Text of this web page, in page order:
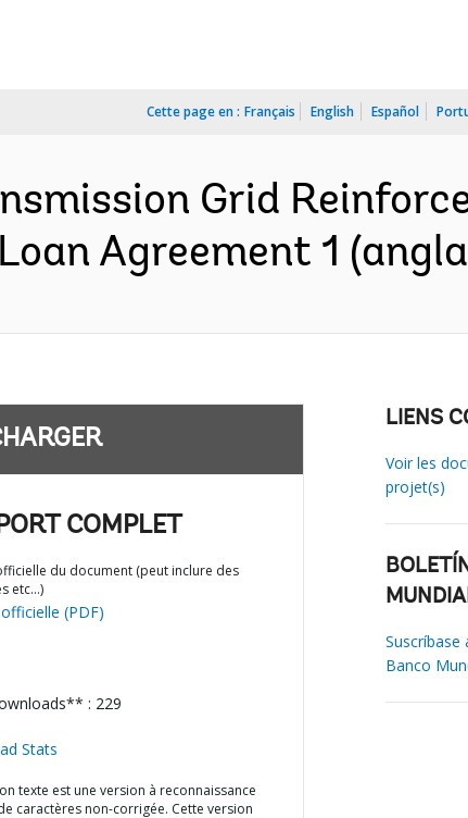
Cette page en : Français English Español
Grid
Agreement 1
COMPLET
du document (peut inclure des
etc…)
(PDF)
: 229
Stats
texte est une version à reconnaissance
caractères non-corrigée. Cette version
LIENS
Voir les
projet(s)
Suscríbase
Banco